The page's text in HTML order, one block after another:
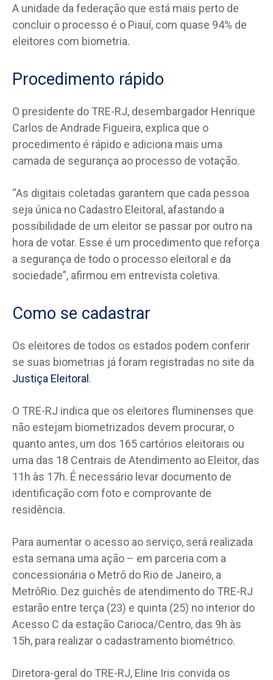
A unidade da federação que está mais perto de
concluir o processo é o Piauí, com quase 94% de
eleitores com biometria.
Procedimento rápido
O presidente do TRE-RJ, desembargador Henrique
Carlos de Andrade Figueira, explica que o
procedimento é rápido e adiciona mais uma
camada de segurança ao processo de votação.
“As digitais coletadas garantem que cada pessoa
seja única no Cadastro Eleitoral, afastando a
possibilidade de um eleitor se passar por outro na
hora de votar. Esse é um procedimento que reforça
a segurança de todo o processo eleitoral e da
sociedade”, afirmou em entrevista coletiva.
Como se cadastrar
Os eleitores de todos os estados podem conferir
se suas biometrias já foram registradas no site da
Justiça Eleitoral .
O TRE-RJ indica que os eleitores fluminenses que
não estejam biometrizados devem procurar, o
quanto antes, um dos 165 cartórios eleitorais ou
uma das 18 Centrais de Atendimento ao Eleitor, das
11h às 17h. É necessário levar documento de
identificação com foto e comprovante de
residência.
Para aumentar o acesso ao serviço, será realizada
esta semana uma ação – em parceria com a
concessionária o Metrô do Rio de Janeiro, a
MetrôRio. Dez guichês de atendimento do TRE-RJ
estarão entre terça (23) e quinta (25) no interior do
Acesso C da estação Carioca/Centro, das 9h às
15h, para realizar o cadastramento biométrico.
Diretora-geral do TRE-RJ, Eline Iris convida os